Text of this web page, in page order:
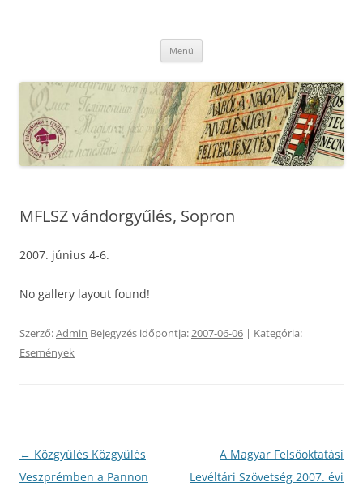
Menü
MFLSZ vándorgyűlés, Sopron
2007. június 4-6.
No gallery layout found!
Szerző:Admin Bejegyzés időpontja:2007-06-06 | Kategória:
Események
Bejegyzés
navigáció
← Közgyűlés Közgyűlés
Veszprémben a Pannon
A Magyar Felsőoktatási
Levéltári Szövetség 2007. évi